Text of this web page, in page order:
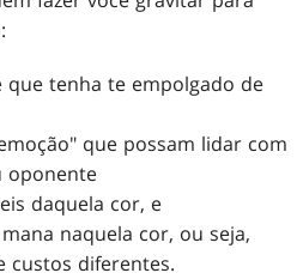
tenha te empolgado de
que possam lidar com
oponente
daquela cor, e
naquela cor, ou seja,
custos diferentes.